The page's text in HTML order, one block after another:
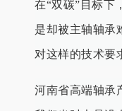
在“双碳”目标下
是却被主轴轴承
对这样的技术要
河南省高端轴承